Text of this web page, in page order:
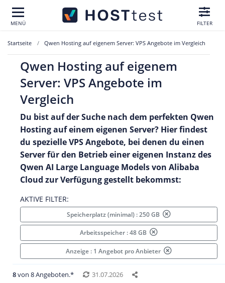
MENÜ FILTER
Startseite Qwen Hosting auf eigenem Server: VPS Angebote im Vergleich
Qwen Hosting auf eigenem
Server: VPS Angebote im
Vergleich
Du bist auf der Suche nach dem perfekten Qwen
Hosting auf einem eigenen Server? Hier findest
du spezielle VPS Angebote, bei denen du einen
Server für den Betrieb einer eigenen Instanz des
Qwen AI Large Language Models von Alibaba
Cloud zur Verfügung gestellt bekommst:
AKTIVE FILTER:
Speicherplatz (minimal) : 250 GB
Arbeitsspeicher : 48 GB
Anzeige : 1 Angebot pro Anbieter
8von 8 Angeboten.* 31.07.2026